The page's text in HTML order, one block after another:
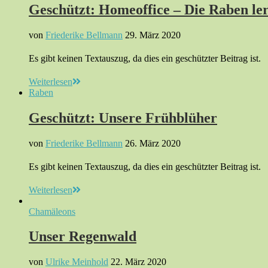
Geschützt: Homeoffice – Die Raben
von Friederike Bellmann 29. März 2020
Es gibt keinen Textauszug, da dies ein geschützter Beitrag ist.
Weiterlesen
Raben
Geschützt: Unsere Frühblüher
von Friederike Bellmann 26. März 2020
Es gibt keinen Textauszug, da dies ein geschützter Beitrag ist.
Weiterlesen
Chamäleons
Unser Regenwald
von Ulrike Meinhold 22. März 2020